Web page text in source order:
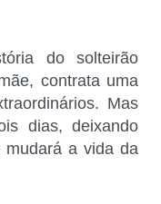
do solteirão
contrata uma
Mas
dias, deixando
a vida da